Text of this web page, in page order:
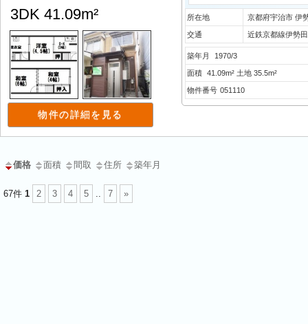
3DK 41.09m²
物件の詳細を見る
所在地 京都府宇治市 伊
交通 近鉄京都線伊勢
築年月 1970/3
面積 41.09m² 土地 35.5m²
物件番号 051110
価格 面積 間取 住所 築年月
67件 1 2 3 4 5 7 »